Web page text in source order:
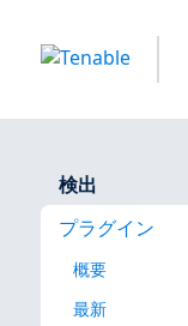
検出
プラグイン
概要
最新